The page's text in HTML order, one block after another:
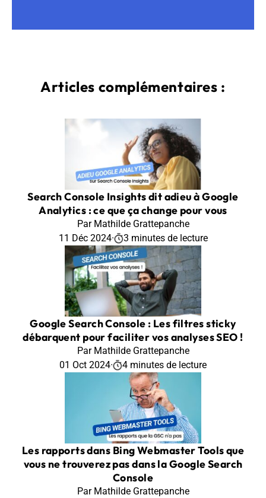
Articles complémentaires :
Search Console Insights dit adieu à Google
Analytics : ce que ça change pour vous
Par Mathilde Grattepanche
11 Déc 2024· 3 minutes de lecture
Google Search Console : Les filtres sticky
débarquent pour faciliter vos analyses SEO !
Par Mathilde Grattepanche
01 Oct 2024· 4 minutes de lecture
Les rapports dans Bing Webmaster Tools que
vous ne trouverez pas dans la Google Search
Console
Par Mathilde Grattepanche